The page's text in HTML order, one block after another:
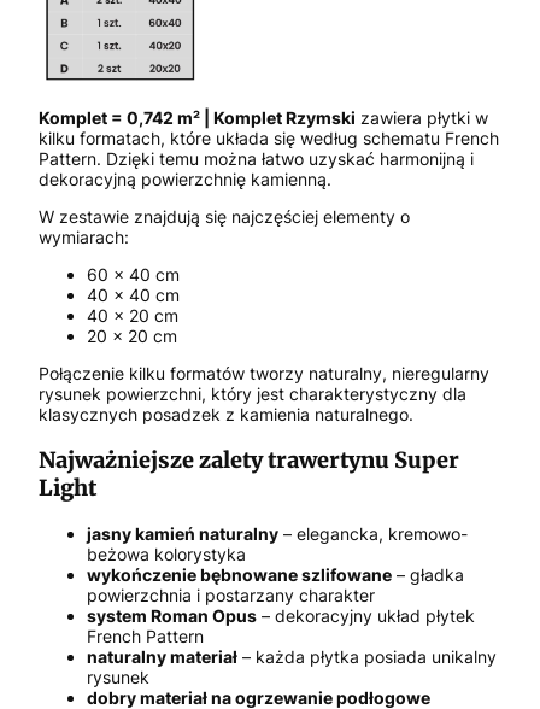
Komplet = 0,742 m² | Komplet Rzymski zawiera płytki w
kilku formatach, które układa się według schematu French
Pattern. Dzięki temu można łatwo uzyskać harmonijną i
dekoracyjną powierzchnię kamienną.
W zestawie znajdują się najczęściej elementy o
wymiarach:
60 × 40 cm
40 × 40 cm
40 × 20 cm
20 × 20 cm
Połączenie kilku formatów tworzy naturalny, nieregularny
rysunek powierzchni, który jest charakterystyczny dla
klasycznych posadzek z kamienia naturalnego.
Najważniejsze zalety trawertynu Super
Light
jasny kamień naturalny – elegancka, kremowo-
beżowa kolorystyka
wykończenie bębnowane szlifowane – gładka
powierzchnia i postarzany charakter
system Roman Opus – dekoracyjny układ płytek
French Pattern
naturalny materiał – każda płytka posiada unikalny
rysunek
dobry materiał na ogrzewanie podłogowe